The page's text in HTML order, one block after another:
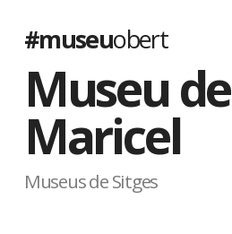
#museuobert
Museu de
Maricel
Museus de Sitges